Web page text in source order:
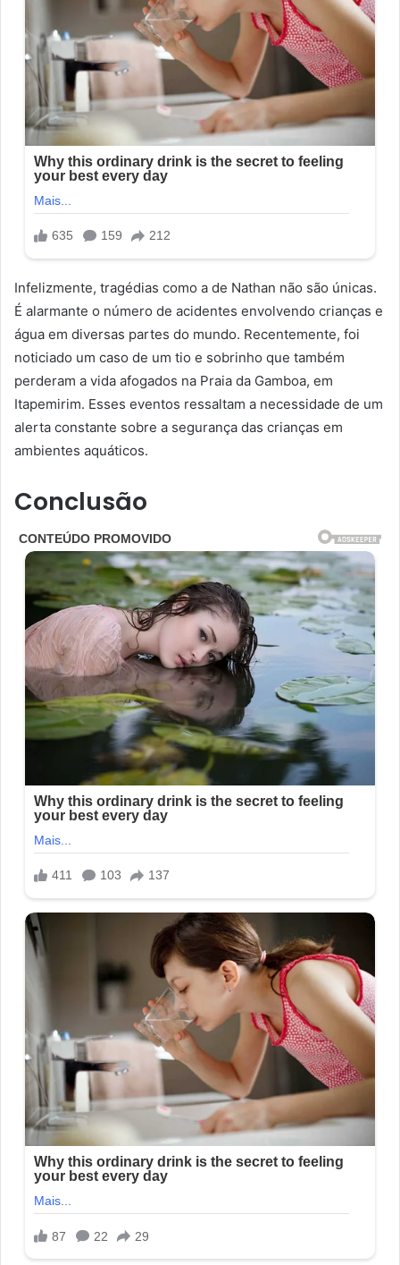
Infelizmente, tragédias como a de Nathan não são únicas.
É alarmante o número de acidentes envolvendo crianças e
água em diversas partes do mundo. Recentemente, foi
noticiado um caso de um tio e sobrinho que também
perderam a vida afogados na Praia da Gamboa, em
Itapemirim. Esses eventos ressaltam a necessidade de um
alerta constante sobre a segurança das crianças em
ambientes aquáticos.
Conclusão